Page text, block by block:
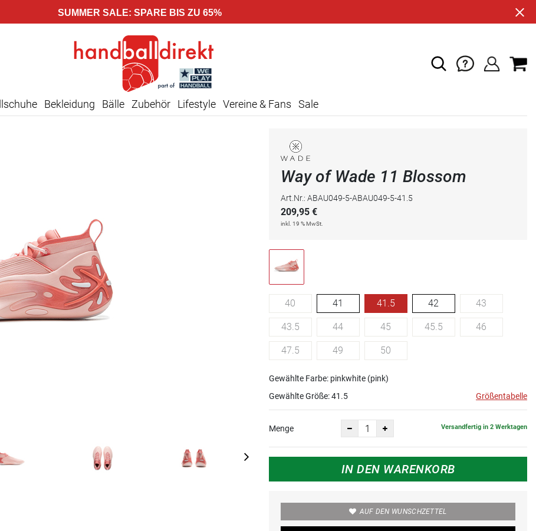
SUMMER SALE: SPARE BIS ZU 65%
Bekleidung Bälle Zubehör Lifestyle Vereine & Fans Sale
Way of Wade 11 Blossom
Art.Nr.: ABAU049-5-ABAU049-5-41.5
209,95 €
inkl. 19 % MwSt.
40 41 41.5 42 43
43.5 44 45 45.5 46
47.5 49 50
Gewählte Farbe: pinkwhite (pink)
Gewählte Größe:41.5 Größentabelle
Menge Versandfertig in 2 Werktagen
IN DEN WARENKORB
AUF DEN WUNSCHZETTEL